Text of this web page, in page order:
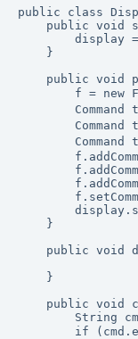
public class
public void
display
    }
public void
f = new
Command
Command
Command
    }
public void
    }
public void
String
if